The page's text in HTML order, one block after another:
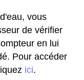
vous
de vérifier
en lui
Pour accéder
ici.